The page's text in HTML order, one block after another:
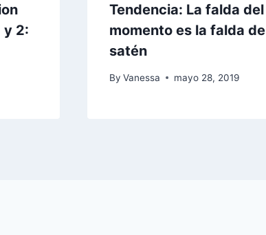
y 2:
Tendencia: La falda del
momento es la falda de
satén
By Vanessa mayo 28, 2019